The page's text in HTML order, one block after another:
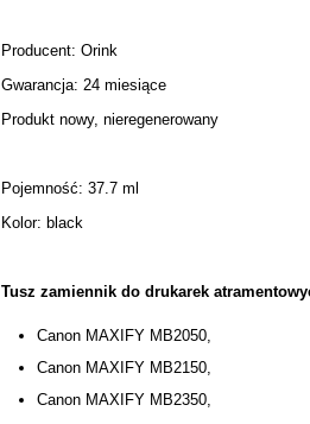
Producent: Orink
Gwarancja: 24 miesiące
Produkt nowy, nieregenerowany
Pojemność: 37.7 ml
Kolor: black
Tusz zamiennik do drukarek
Canon MAXIFY MB2050,
Canon MAXIFY MB2150,
Canon MAXIFY MB2350,